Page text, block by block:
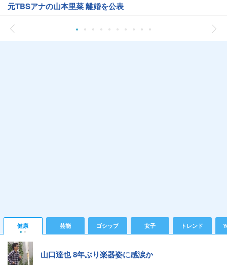
元TBSアナの山本里菜 離婚を公表
健康 芸能 ゴシップ 女子 トレンド
山口達也 8年ぶり楽器姿に感涙か